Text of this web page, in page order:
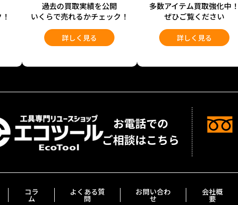
過去の買取実績を公開
いくらで売れるかチェック！
詳しく見る
多数アイテム買取強化中！
ぜひご覧ください
詳しく見る
コラ
ム
よくある質
問
お問い合わ
せ
会社概
要